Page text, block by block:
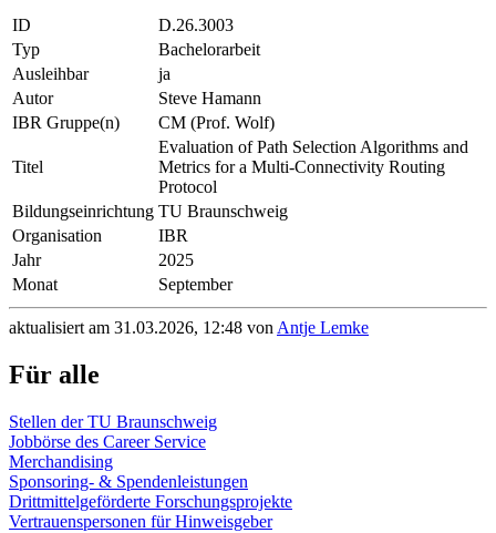
ID
D.26.3003
Typ
Bachelorarbeit
Ausleihbar
ja
Autor
Steve Hamann
IBR Gruppe(n)
CM (Prof. Wolf)
Titel
Evaluation of Path Selection Algorithms and
Metrics for a Multi-Connectivity Routing
Protocol
Bildungseinrichtung TU Braunschweig
Organisation
IBR
Jahr
2025
Monat
September
aktualisiert am 31.03.2026, 12:48 vonAntje Lemke
Für alle
Stellen der TU Braunschweig
Jobbörse des Career Service
Merchandising
Sponsoring- & Spendenleistungen
Drittmittelgeförderte Forschungsprojekte
Vertrauenspersonen für Hinweisgeber